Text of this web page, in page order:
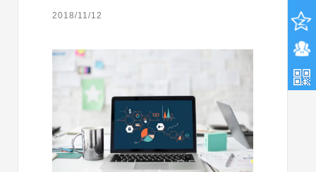
2018/11/12